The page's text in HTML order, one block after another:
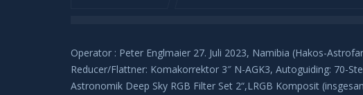
Operator : Peter Englmaier 27. Juli 2023, Namibia (Hakos-
Reducer/Flattner: Komakorrektor 3″ N-AGK3, Autoguiding: 70-
Astronomik Deep Sky RGB Filter Set 2“,LRGB Komposit